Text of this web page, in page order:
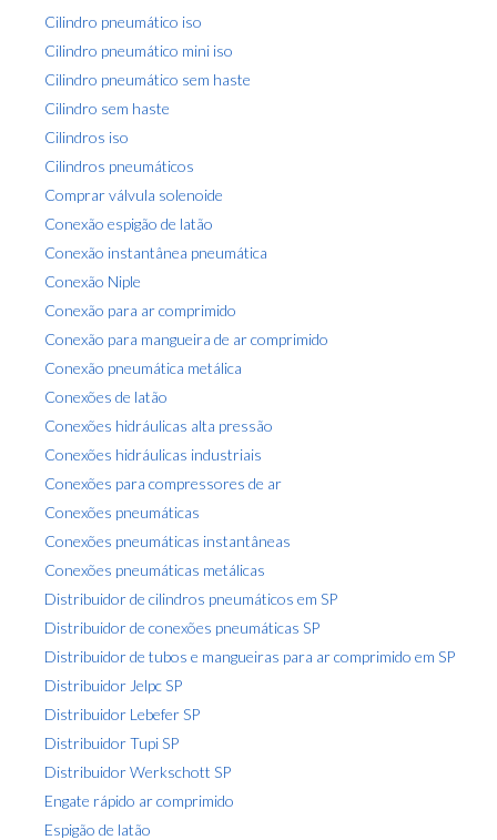
m
Cilindro pneumático iso
Cilindro pneumático mini iso
Cilindro pneumático sem haste
Cilindro sem haste
Cilindros iso
Cilindros pneumáticos
Comprar válvula solenoide
Conexão espigão de latão
Conexão instantânea pneumática
Conexão Niple
Conexão para ar comprimido
Conexão para mangueira de ar comprimido
Conexão pneumática metálica
Conexões de latão
Conexões hidráulicas alta pressão
Conexões hidráulicas industriais
Conexões para compressores de ar
Conexões pneumáticas
Conexões pneumáticas instantâneas
Conexões pneumáticas metálicas
Distribuidor de cilindros pneumáticos em SP
Distribuidor de conexões pneumáticas SP
Distribuidor de tubos e mangueiras para ar comprimido em SP
Distribuidor Jelpc SP
Distribuidor Lebefer SP
Distribuidor Tupi SP
Distribuidor Werkschott SP
Engate rápido ar comprimido
Espigão de latão